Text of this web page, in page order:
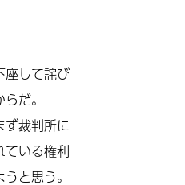
座して詫び
だ。
裁判所に
ている権利
と思う。